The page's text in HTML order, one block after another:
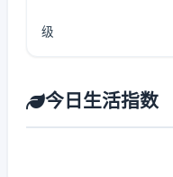
级
今日生活指数